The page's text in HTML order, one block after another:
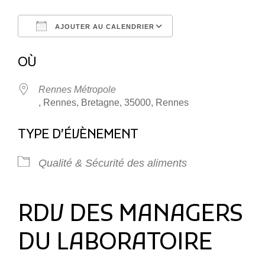
AJOUTER AU CALENDRIER
OÙ
Rennes Métropole
, Rennes, Bretagne, 35000, Rennes
TYPE D’ÉVÈNEMENT
Qualité & Sécurité des aliments
RDV DES MANAGERS
DU LABORATOIRE